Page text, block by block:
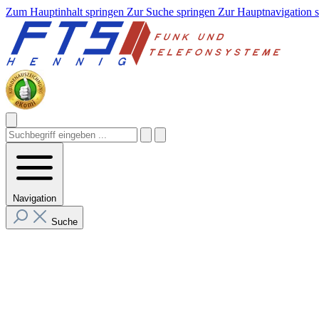
Zum Hauptinhalt springen Zur Suche springen Zur Hauptnavigation
Navigation
Suche